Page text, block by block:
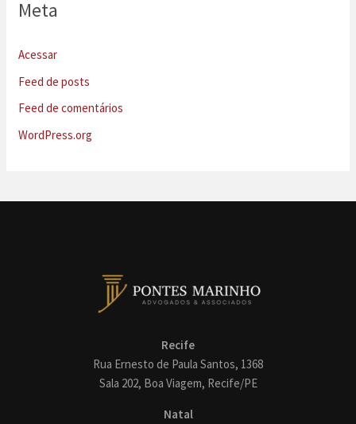
Meta
Acessar
Feed de posts
Feed de comentários
WordPress.org
Recife
Rua Ernesto de Paula Santos, 1368
Sala 202, Boa Viagem, Recife/PE
Natal